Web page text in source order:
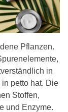
Pflanzen.
in
petto hat. Die
Stoffen,
und Enzyme.